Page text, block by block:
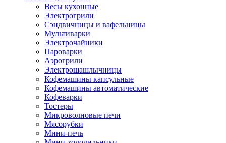
Весы кухонные
Электрогрили
Сэндвичницы и вафельницы
Мультиварки
Электрочайники
Пароварки
Аэрогрили
Электрошашлычницы
Кофемашины капсульные
Кофемашины автоматические
Кофеварки
Тостеры
Микроволновые печи
Мясорубки
Мини-печь